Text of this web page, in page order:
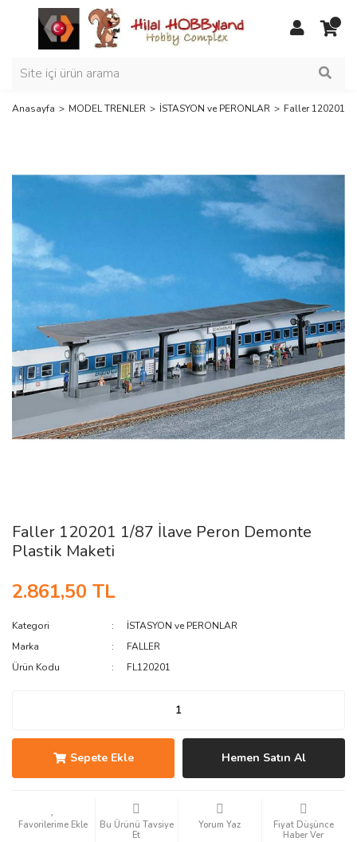
Anasayfa MODEL TRENLER İSTASYON ve PERONLAR Faller 120201
Faller 120201 1/87 İlave Peron Demonte
Plastik Maketi
2.861,50 TL
Kategori
İSTASYON ve PERONLAR
Marka
FALLER
Ürün Kodu
FL120201
Sepete Ekle Hemen Satın Al
Bu Ürünü Tavsiye
Et
Yorum Yaz
Fiyat Düşünce
Haber Ver